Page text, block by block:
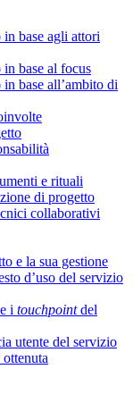
base agli attori
base al focus
base all’ambito di
e rituali
di progetto
collaborativi
e la sua gestione
d’uso del servizio
i touchpointdel
utente del servizio